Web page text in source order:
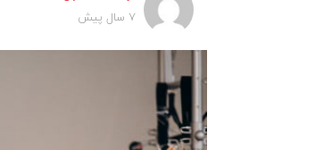
7 سال پیش